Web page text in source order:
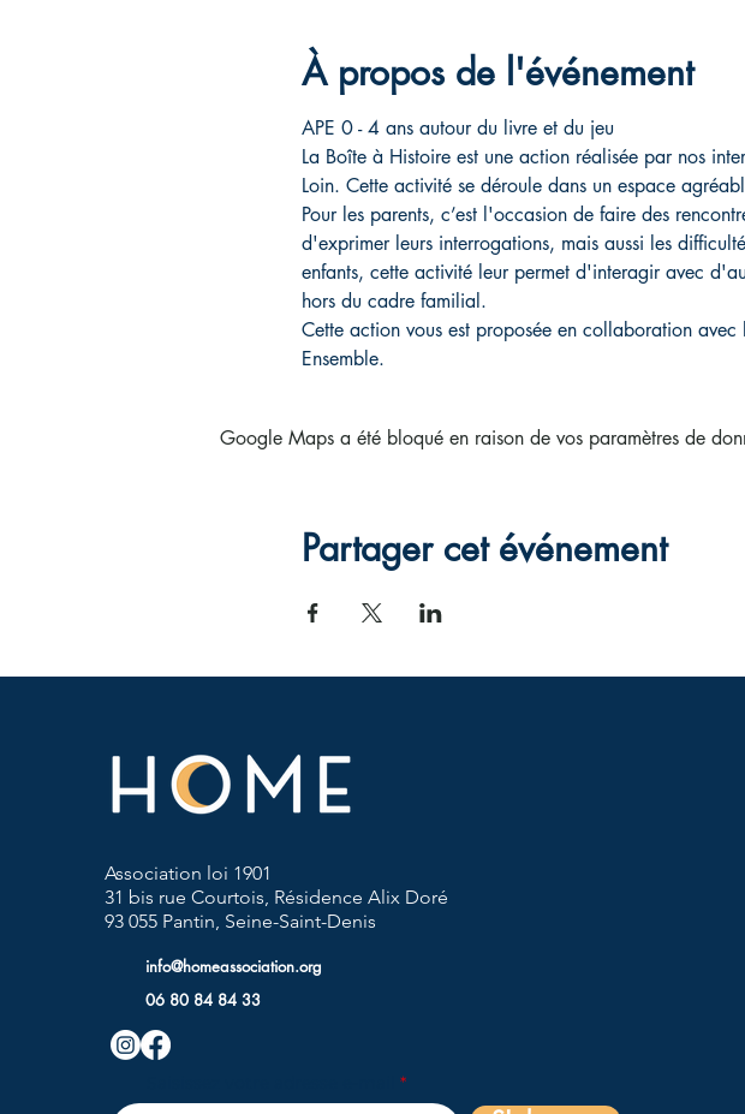
À propos de l'événement
APE 0 - 4 ans autour du livre et du jeu
La Boîte à Histoire est une action réalisée par nos
Loin. Cette activité se déroule dans un espace
Pour les parents, c’est l'occasion de faire des
d'exprimer leurs interrogations, mais aussi les
enfants, cette activité leur permet d'interagir avec
hors du cadre familial.
Cette action vous est proposée en collaboration
Ensemble.
Google Maps a été bloqué en raison de vos paramètres de
Partager cet événement
Association loi 1901
31 bis rue Courtois, Résidence Alix Doré
93 055 Pantin, Seine-Saint-Denis
info@homeassociation.org
06 80 84 84 33